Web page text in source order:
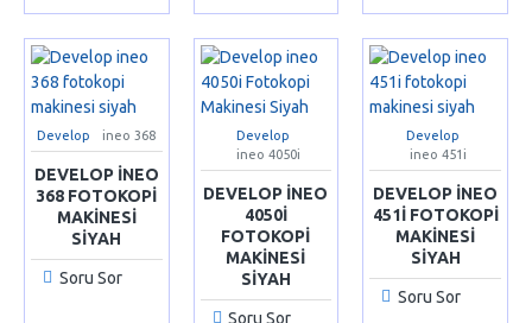
Develop ineo 368
DEVELOP INEO
368 FOTOKOPI
MAKINESI
SIYAH
Soru Sor
Develop
ineo 4050i
DEVELOP INEO
4050I
FOTOKOPI
MAKINESI
SIYAH
Soru Sor
Develop
ineo 451i
DEVELOP INEO
451I FOTOKOPI
MAKINESI
SIYAH
Soru Sor